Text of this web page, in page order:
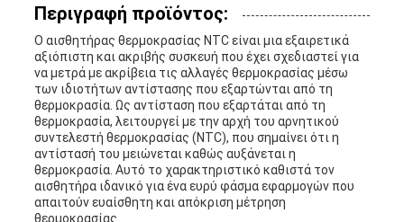
SHOW
SITEMAP
PRIVACY
POLICY
Περιγραφή προϊόντος:
Ο αισθητήρας θερμοκρασίας NTC είναι μια εξαιρετικά
αξιόπιστη και ακριβής συσκευή που έχει σχεδιαστεί για
να μετρά με ακρίβεια τις αλλαγές θερμοκρασίας μέσω
των ιδιοτήτων αντίστασης που εξαρτώνται από τη
θερμοκρασία. Ως αντίσταση που εξαρτάται από τη
θερμοκρασία, λειτουργεί με την αρχή του αρνητικού
συντελεστή θερμοκρασίας (NTC), που σημαίνει ότι η
αντίστασή του μειώνεται καθώς αυξάνεται η
θερμοκρασία. Αυτό το χαρακτηριστικό καθιστά τον
αισθητήρα ιδανικό για ένα ευρύ φάσμα εφαρμογών που
απαιτούν ευαίσθητη και απόκριση μέτρηση
θερμοκρασίας.